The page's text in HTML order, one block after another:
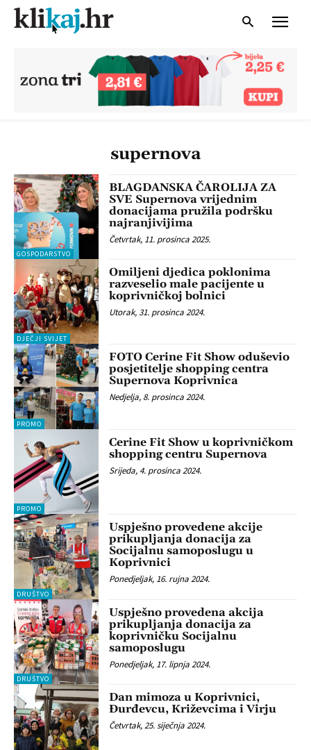
supernova
GOSPODARSTVO
BLAGDANSKA ČAROLIJA ZA
SVE Supernova vrijednim
donacijama pružila podršku
najranjivijima
Četvrtak, 11. prosinca 2025.
DJEČJI SVIJET
Omiljeni djedica poklonima
razveselio male pacijente u
koprivničkoj bolnici
Utorak, 31. prosinca 2024.
PROMO
FOTO Cerine Fit Show oduševio
posjetitelje shopping centra
Supernova Koprivnica
Nedjelja, 8. prosinca 2024.
PROMO
Cerine Fit Show u koprivničkom
shopping centru Supernova
Srijeda, 4. prosinca 2024.
DRUŠTVO
Uspješno provedene akcije
prikupljanja donacija za
Socijalnu samoposlugu u
Koprivnici
Ponedjeljak, 16. rujna 2024.
DRUŠTVO
Uspješno provedena akcija
prikupljanja donacija za
koprivničku Socijalnu
samoposlugu
Ponedjeljak, 17. lipnja 2024.
Dan mimoza u Koprivnici,
Đurđevcu, Križevcima i Virju
Četvrtak, 25. siječnja 2024.